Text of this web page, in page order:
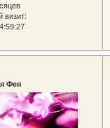
визит:
Фея